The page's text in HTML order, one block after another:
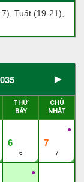
Tuất (19-21),
►
THỨ
BẨY
CHỦ
NHẬT
6
6
●
7
7
●